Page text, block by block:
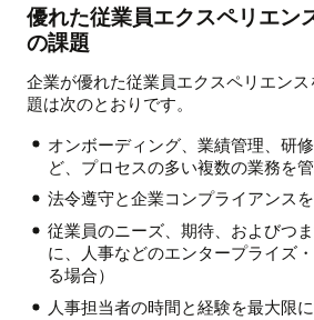
優れた従業員エクスペリエン
の課題
企業が優れた従業員エクスペリエン
題は次のとおりです。
オンボーディング、業績管理、研
ど、プロセスの多い複数の業務を
法令遵守と企業コンプライアンス
従業員のニーズ、期待、およびつ
に、人事などのエンタープライズ
る場合）
人事担当者の時間と経験を最大限